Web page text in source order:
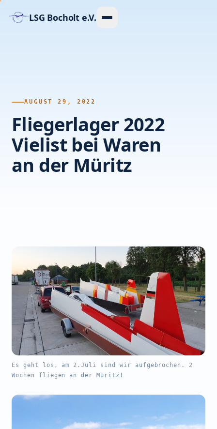
LSG Bocholt e.V.
Flugzeuge
ASK 13
ASK 18
Kestrel
Bergfalke II/55
Kosten
Vereinsheim
Werkstatt
Jugend bei der LSG
AUGUST 29, 2022
Fliegerlager 2022
Vielist bei Waren
an der Müritz
Es geht los, am 2.Juli sind wir aufgebrochen. 2
Wochen fliegen an der Müritz!